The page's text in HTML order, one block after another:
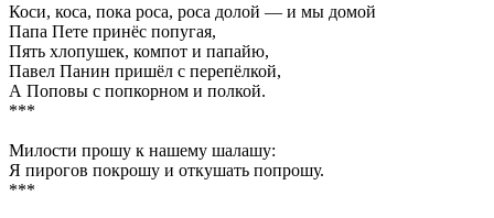
Коси, коса, пока роса, роса долой — и мы домой
Папа Пете принёс попугая,
Пять хлопушек, компот и папайю,
Павел Панин пришёл с перепёлкой,
А Поповы с попкорном и полкой.
***
Милости прошу к нашему шалашу:
Я пирогов покрошу и откушать попрошу.
***